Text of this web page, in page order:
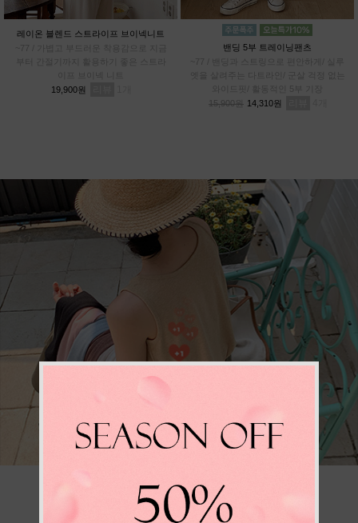
레이온 블렌드 스트라이프 브이넥니트
부터 간절기까지 활용하기 좋은 스트라
19,900원
밴딩 5부 트레이닝팬츠
~77 / 밴딩과 스트링으로 편안하게/ 실루
엣을 살려주는 다트라인/ 군살 걱정 없는
와이드핏/ 활동적인 5부 기장
15,900원 14,310원